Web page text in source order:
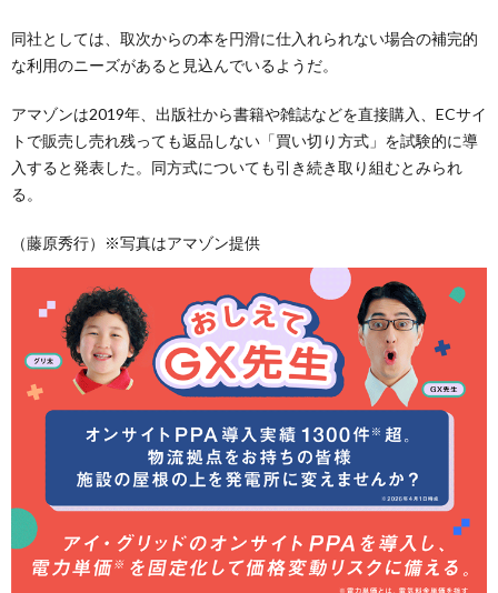
同社としては、取次からの本を円滑に仕入れられない場合の補完的
な利用のニーズがあると見込んでいるようだ。
アマゾンは2019年、出版社から書籍や雑誌などを直接購入、ECサイ
トで販売し売れ残っても返品しない「買い切り方式」を試験的に導
入すると発表した。同方式についても引き続き取り組むとみられ
る。
（藤原秀行）※写真はアマゾン提供